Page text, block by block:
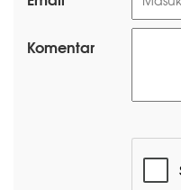
Komentar